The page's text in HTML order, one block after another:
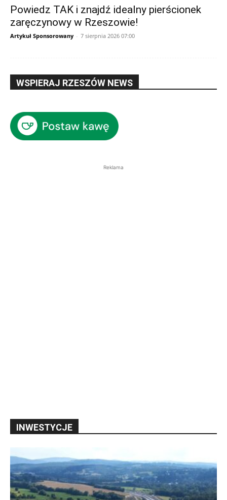
Powiedz TAK i znajdź idealny pierścionek
zaręczynowy w Rzeszowie!
Artykuł Sponsorowany - 7 sierpnia 2026 07:00
WSPIERAJ RZESZÓW NEWS
Reklama
INWESTYCJE